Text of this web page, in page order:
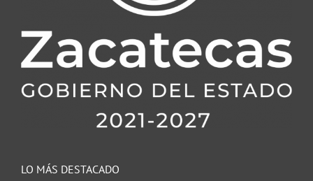
Sala de Prensa
Directorio
LO MÁS DESTACADO